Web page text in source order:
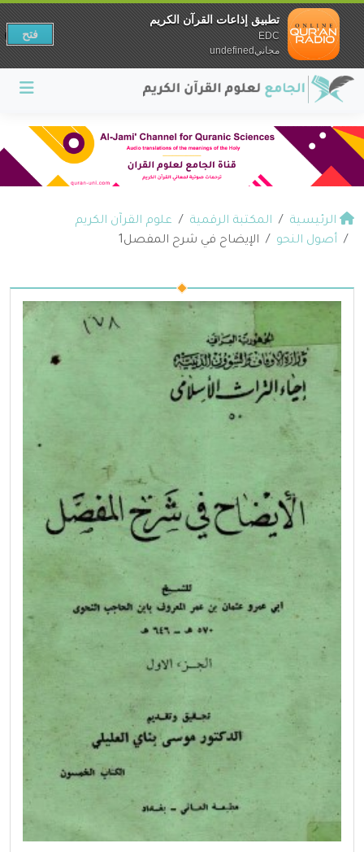
الرئيسية المكتبة الرقمية
علوم القرآن الكريم
أصول النحو
الإيضاح في شرح المفصل1
تطبيق إذاعات القرآن الكريم
EDC
مجانيundefined
فتح